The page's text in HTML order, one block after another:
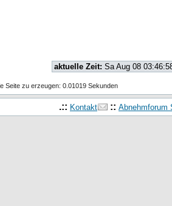
aktuelle Zeit: Sa Aug 08
Seite zu erzeugen: 0.01019 Sekunden
.:: Kontakt :: Abnehmforum